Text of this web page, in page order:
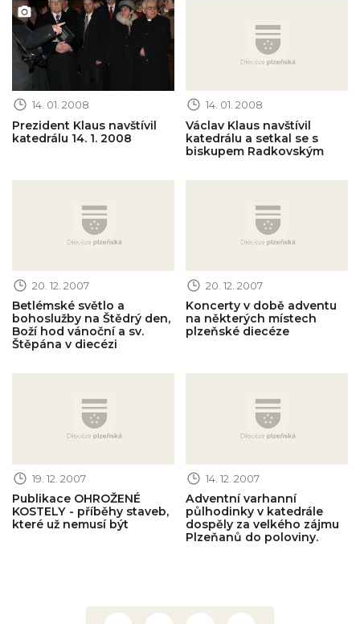
Obrázek novinky
14. 01. 2008
Prezident Klaus navštívil
katedrálu 14. 1. 2008
14. 01. 2008
Václav Klaus navštívil
katedrálu a setkal se s
biskupem Radkovským
20. 12. 2007
Betlémské světlo a
bohoslužby na Štědrý den,
Boží hod vánoční a sv.
Štěpána v diecézi
20. 12. 2007
Koncerty v době adventu
na některých místech
plzeňské diecéze
19. 12. 2007
Publikace OHROŽENÉ
KOSTELY - příběhy staveb,
které už nemusí být
14. 12. 2007
Adventní varhanní
půlhodinky v katedrále
dospěly za velkého zájmu
Plzeňanů do poloviny.